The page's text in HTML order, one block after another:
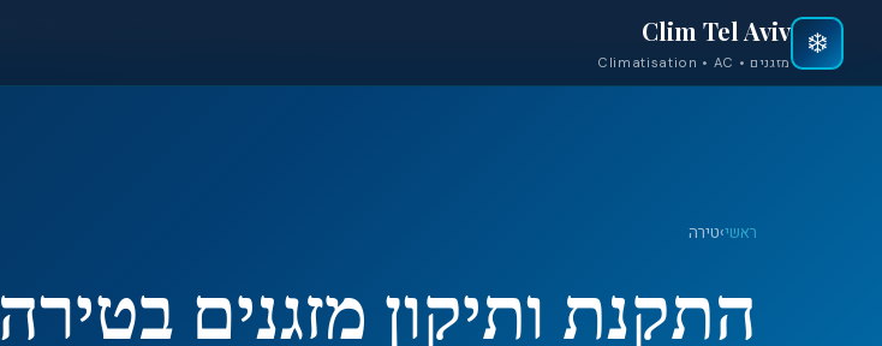
❄️
Clim Tel Aviv
מזגנים • Climatisation • AC
ראשי›טירה
התקנת ותיקון מזגנים בטירה